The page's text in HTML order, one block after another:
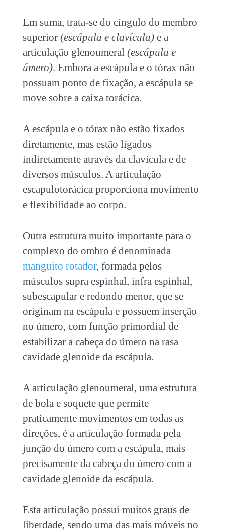
Em suma, trata-se do cíngulo do membro
superior (escápula e clavícula)e a
articulação glenoumeral (escápula e
úmero). Embora a escápula e o tórax não
possuam ponto de fixação, a escápula se
move sobre a caixa torácica.
A escápula e o tórax não estão fixados
diretamente, mas estão ligados
indiretamente através da clavícula e de
diversos músculos. A articulação
escapulotorácica proporciona movimento
e flexibilidade ao corpo.
Outra estrutura muito importante para o
complexo do ombro é denominada
manguito rotador, formada pelos
músculos supra espinhal, infra espinhal,
subescapular e redondo menor, que se
originam na escápula e possuem inserção
no úmero, com função primordial de
estabilizar a cabeça do úmero na rasa
cavidade glenoide da escápula.
A articulação glenoumeral, uma estrutura
de bola e soquete que permite
praticamente movimentos em todas as
direções, é a articulação formada pela
junção do úmero com a escápula, mais
precisamente da cabeça do úmero com a
cavidade glenoide da escápula.
Esta articulação possui muitos graus de
liberdade, sendo uma das mais móveis no